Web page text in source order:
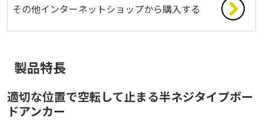
その他インターネットショップから購入する
製品特長
適切な位置で空転して止まる半ネジタイプボー
ドアンカー